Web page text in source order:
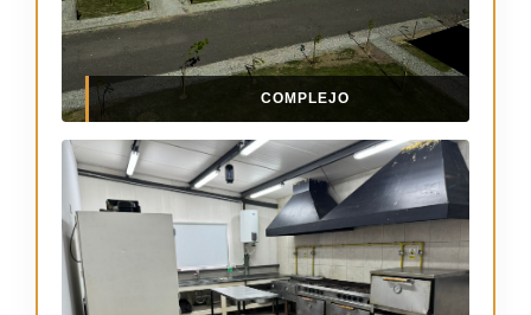
COMPLEJO